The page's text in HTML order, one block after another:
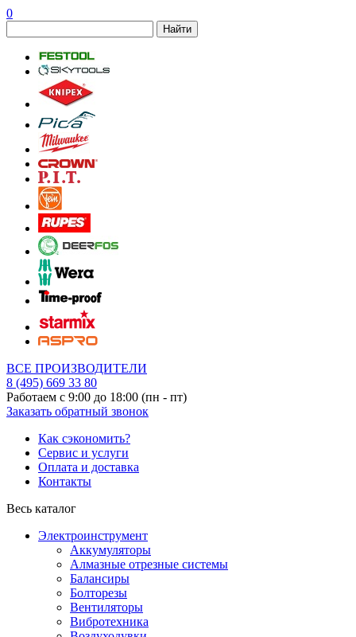
0
Найти
ВСЕ ПРОИЗВОДИТЕЛИ
8 (495) 669 33 80
Работаем с 9:00 до 18:00 (пн - пт)
Заказать обратный звонок
Как сэкономить?
Сервис и услуги
Оплата и доставка
Контакты
Весь каталог
Электроинструмент
Аккумуляторы
Алмазные отрезные системы
Балансиры
Болторезы
Вентиляторы
Вибротехника